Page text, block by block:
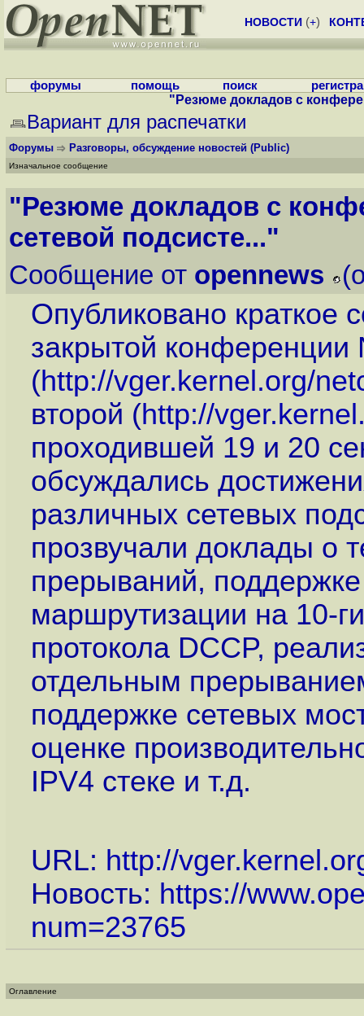
НОВОСТИ (+)
форумы помощь поиск
"Резюме докладов с
Вариант для распечатки
Форумы Разговоры, обсуждение новостей (Public)
Изначальное сообщение
"Резюме докладов с
сетевой подсисте..."
Сообщение от opennews
Опубликовано краткое
закрытой
(http://vger.kernel.org/
второй (http://
проходившей 19 и 20
обсуждались
различных сетевых
прозвучали доклады о
прерываний,
маршрутизации на 10-
протокола DCCP,
отдельным
поддержке сетевых
оценке
IPV4 стеке и т.д.
URL: http://
Новость: https://
num=23765
Оглавление